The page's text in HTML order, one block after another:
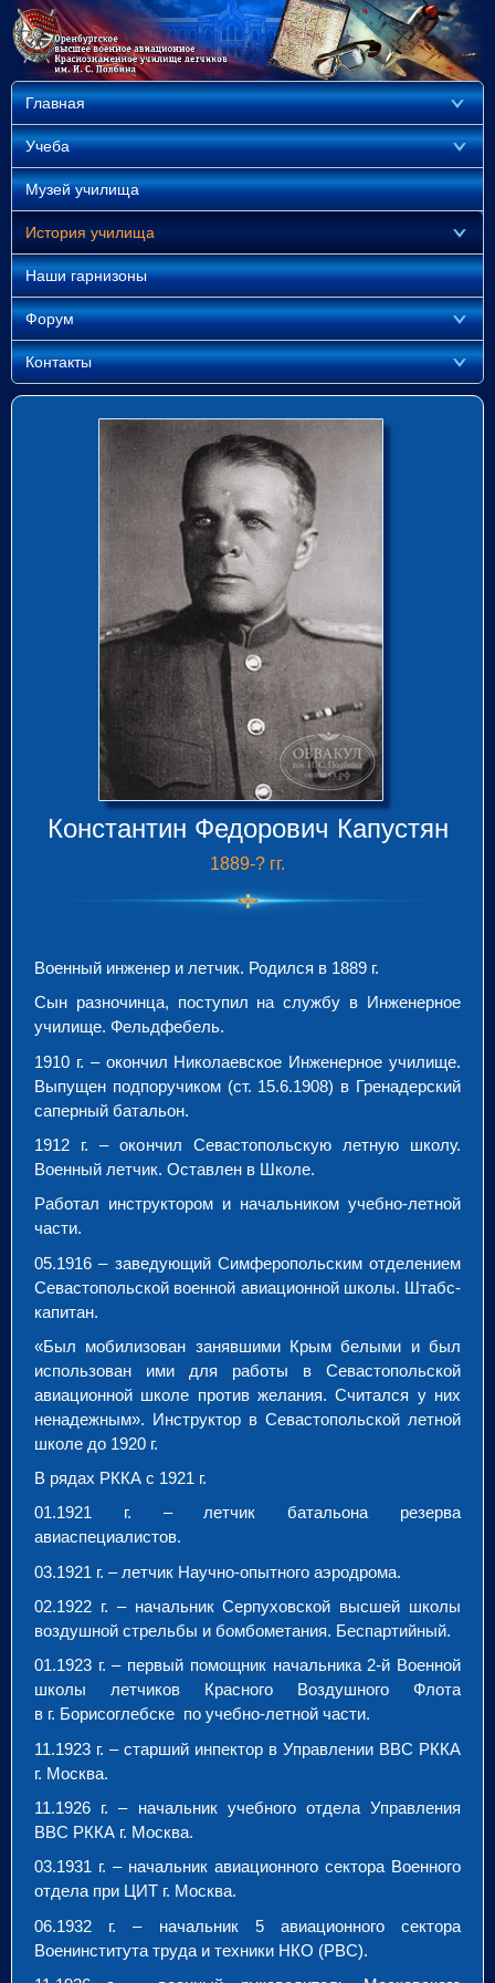
Главная
Учеба
Музей училища
История училища
Наши гарнизоны
Форум
Контакты
Константин Федорович Капустян
1889-? гг.
Военный инженер и летчик. Родился в 1889 г.
Сын разночинца, поступил на службу в Инженерное
училище. Фельдфебель.
1910 г. – окончил Николаевское Инженерное училище.
Выпущен подпоручиком (ст. 15.6.1908) в Гренадерский
саперный батальон.
1912 г. – окончил Севастопольскую летную школу.
Военный летчик. Оставлен в Школе.
Работал инструктором и начальником учебно-летной
части.
05.1916 – заведующий Симферопольским отделением
Севастопольской военной авиационной школы. Штабс-
капитан.
«Был мобилизован занявшими Крым белыми и был
использован ими для работы в Севастопольской
авиационной школе против желания. Считался у них
ненадежным». Инструктор в Севастопольской летной
школе до 1920 г.
В рядах РККА с 1921 г.
01.1921 г. – летчик батальона резерва
авиаспециалистов.
03.1921 г. – летчик Научно-опытного аэродрома.
02.1922 г. – начальник Серпуховской высшей школы
воздушной стрельбы и бомбометания. Беспартийный.
01.1923 г. – первый помощник начальника 2-й Военной
школы летчиков Красного Воздушного Флота
в г. Борисоглебске по учебно-летной части.
11.1923 г. –старший инпектор в Управлении ВВС РККА
г. Москва.
11.1926 г.–начальник учебного отдела Управления
ВВС РККА г. Москва.
03.1931 г. –начальник авиационного сектора Военного
отдела при ЦИТ г. Москва.
06.1932 г.–начальник 5 авиационного сектора
Военинститута труда и техники НКО (РВС).